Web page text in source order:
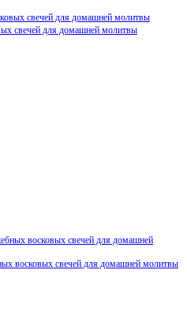
свечей для домашней молитвы
восковых свечей для домашней молитвы